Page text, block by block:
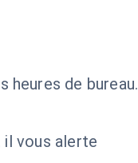
heures de bureau.
il vous alerte